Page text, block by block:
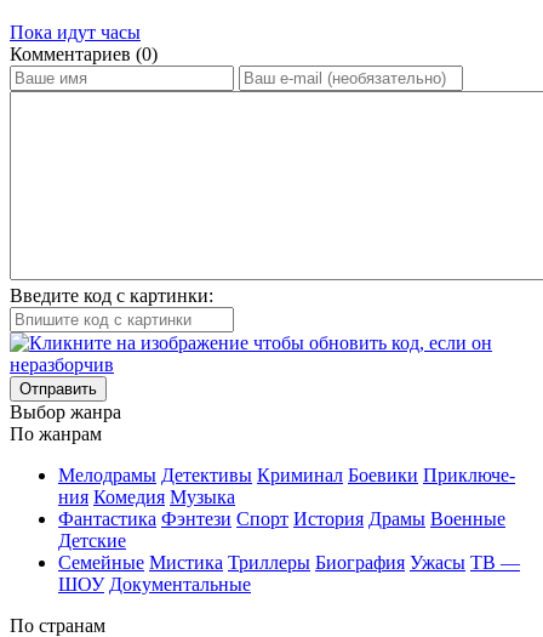
Пока идут часы
Ком­мен­та­ри­ев (0)
Введите код с картинки:
Отправить
Вы­бор жан­ра
По жан­рам
Ме­ло­дра­мы Де­тек­ти­вы Кри­ми­нал Бое­ви­ки При­клю­че­
ния Ко­ме­дия Му­зы­ка
Фан­та­сти­ка Фэн­те­зи Спорт Ис­то­рия Дра­мы Во­ен­ные
Дет­ские
Се­мей­ные Мис­ти­ка Трил­ле­ры Био­гра­фия Ужа­сы ТВ —
ШОУ До­ку­мен­таль­ные
По стра­нам